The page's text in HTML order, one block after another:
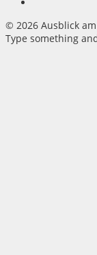
© 2026 Ausblick
Type something